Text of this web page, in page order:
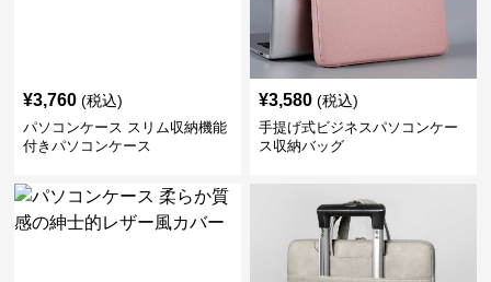
¥3,760 (税込)
パソコンケース スリム収納機能
付きパソコンケース
¥3,580 (税込)
手提げ式ビジネスパソコンケー
ス収納バッグ